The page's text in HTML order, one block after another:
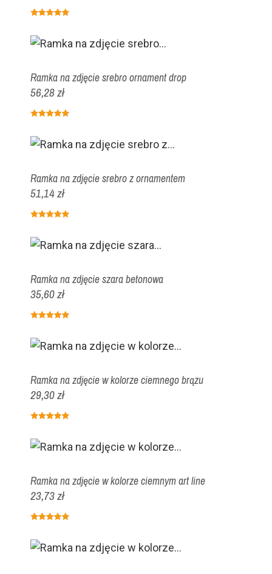
Ramka na zdjęcie srebro ornament drop
56,28 zł
Ramka na zdjęcie srebro z ornamentem
51,14 zł
Ramka na zdjęcie szara betonowa
35,60 zł
Ramka na zdjęcie w kolorze ciemnego brązu
29,30 zł
Ramka na zdjęcie w kolorze ciemnym art line
23,73 zł